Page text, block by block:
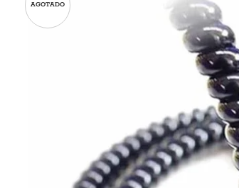
AGOTADO